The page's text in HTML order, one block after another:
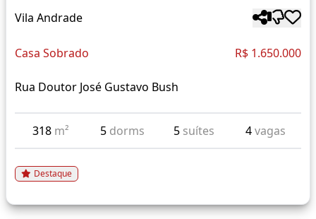
Vila Andrade
Casa Sobrado R$ 1.650.000
Rua Doutor José Gustavo Bush
318 m² 5 dorms 5 suítes 4vagas
Destaque